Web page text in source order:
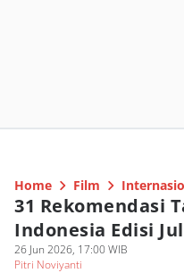
Home Film
31 Rekomendasi
Indonesia Edisi
26 Jun 2026, 17:00 WIB
Pitri Noviyanti